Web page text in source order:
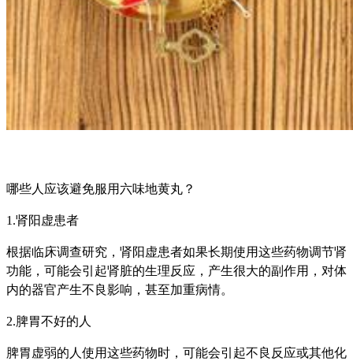
哪些人应该避免服用六味地黄丸？
1.肾阳虚患者
根据临床调查研究，肾阳虚患者如果长期使用这些药物调节肾
功能，可能会引起肾脏的生理反应，产生很大的副作用，对体
内的器官产生不良影响，甚至加重病情。
2.脾胃不好的人
脾胃虚弱的人使用这些药物时，可能会引起不良反应或其他化